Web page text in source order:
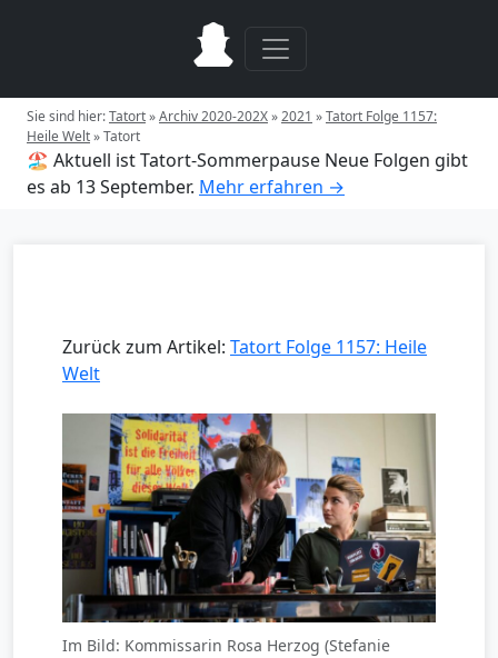
Sie sind hier:Tatort»Archiv 2020-202X»2021 »Tatort Folge 1157:
Heile Welt»Tatort
🏖️ Aktuell ist Tatort-Sommerpause Neue Folgen gibt
es ab 13 September. Mehr erfahren →
Zurück zum Artikel: Tatort Folge 1157: Heile
Welt
Im Bild: Kommissarin Rosa Herzog (Stefanie